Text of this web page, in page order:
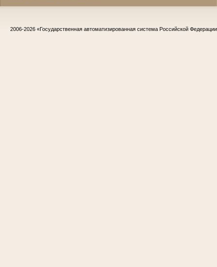
2006-2026 «Государственная автоматизированная система Российской